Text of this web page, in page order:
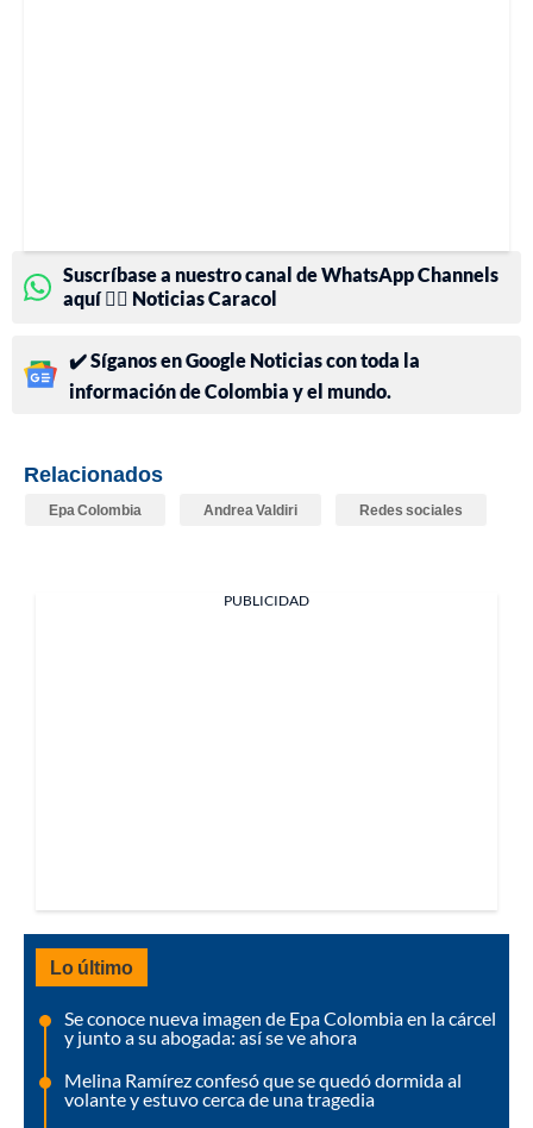
Suscríbase a nuestro canal de WhatsApp Channels
aquí 👉🏻 Noticias Caracol
✔️ Síganos en Google Noticias con toda la
información de Colombia y el mundo.
Relacionados
Epa Colombia Andrea Valdiri Redes sociales
PUBLICIDAD
Lo último
Se conoce nueva imagen de Epa Colombia en la cárcel
y junto a su abogada: así se ve ahora
Melina Ramírez confesó que se quedó dormida al
volante y estuvo cerca de una tragedia